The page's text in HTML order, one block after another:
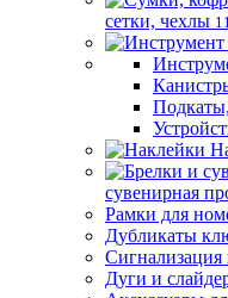
сетки, чехлы
сувенирная
Рамки для
Дубликаты
Сигнализация
Дуги и